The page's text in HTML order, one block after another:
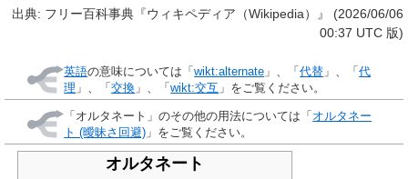
出典: フリー百科事典『ウィキペディア（Wikipedia）』 (2026/06/06
00:37 UTC 版)
英語の意味については「wikt:alternate 」、「代替 」、「代
理 」、「交換 」、「wikt:交互 」をご覧ください。
「 オルタネート 」のその他の用法については「 オルタネー
ト (曖昧さ回避) 」をご覧ください。
オルタネート